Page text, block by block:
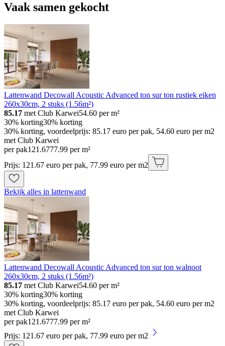
Vaak samen gekocht
Lattenwand Decowall Acoustic Advanced ton sur ton rustiek eiken
260x30cm, 2 stuks (1.56m²)
85.17 met Club Karwei54.60 per m²
30% korting30% korting
30% korting, voordeelprijs: 85.17 euro per pak, 54.60 euro per m2
met Club Karwei
per pak121 .6777.99 per m²
Prijs: 121.67 euro per pak, 77.99 euro per m2
Bekijk alles in lattenwand
Lattenwand Decowall Acoustic Advanced ton sur ton walnoot
260x30cm, 2 stuks (1.56m²)
85.17 met Club Karwei54.60 per m²
30% korting30% korting
30% korting, voordeelprijs: 85.17 euro per pak, 54.60 euro per m2
met Club Karwei
per pak121 .6777.99 per m²
Prijs: 121.67 euro per pak, 77.99 euro per m2